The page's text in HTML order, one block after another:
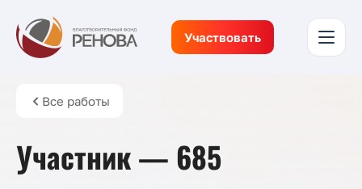
Участвовать
Все работы
Участник — 685